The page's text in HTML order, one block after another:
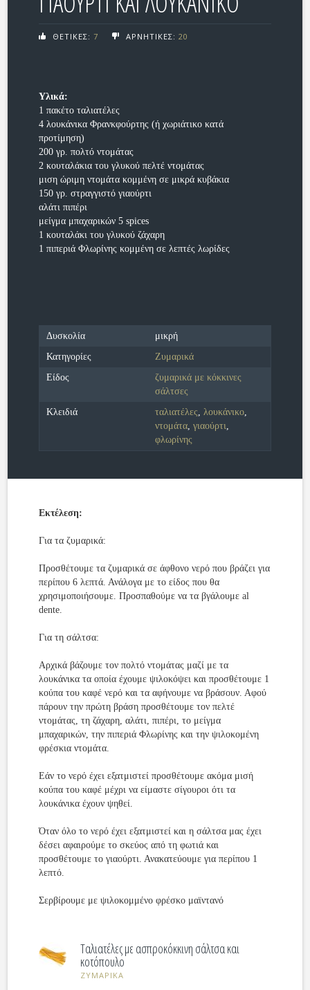
ΘΕΤΙΚΕΣ: 7 ΑΡΝΗΤΙΚΕΣ: 20
Υλικά:
1 πακέτο ταλιατέλες
4 λουκάνικα Φρανκφούρτης (ή χωριάτικο κατά
προτίμηση)
200 γρ. πολτό ντομάτας
2 κουταλάκια του γλυκού πελτέ ντομάτας
μιση ώριμη ντομάτα κομμένη σε μικρά κυβάκια
150 γρ. στραγγιστό γιαούρτι
αλάτι πιπέρι
μείγμα μπαχαρικών 5 spices
1 κουταλάκι του γλυκού ζάχαρη
1 πιπεριά Φλωρίνης κομμένη σε λεπτές λωρίδες
Δυσκολία
μικρή
Κατηγορίες
Ζυμαρικά
Είδος
ζυμαρικά με κόκκινες
σάλτσες
Κλειδιά
ταλιατέλες, λουκάνικο,
ντομάτα, γιαούρτι,
φλωρίνης
Εκτέλεση:
Για τα ζυμαρικά:
Προσθέτουμε τα ζυμαρικά σε άφθονο νερό που βράζει για
περίπου 6 λεπτά. Ανάλογα με το είδος που θα
χρησιμοποιήσουμε. Προσπαθούμε να τα βγάλουμε al
dente.
Για τη σάλτσα:
Αρχικά βάζουμε τον πολτό ντομάτας μαζί με τα
λουκάνικα τα οποία έχουμε ψιλοκόψει και προσθέτουμε 1
κούπα του καφέ νερό και τα αφήνουμε να βράσουν. Αφού
πάρουν την πρώτη βράση προσθέτουμε τον πελτέ
ντομάτας, τη ζάχαρη, αλάτι, πιπέρι, το μείγμα
μπαχαρικών, την πιπεριά Φλωρίνης και την ψιλοκομένη
φρέσκια ντομάτα.
Εάν το νερό έχει εξατμιστεί προσθέτουμε ακόμα μισή
κούπα του καφέ μέχρι να είμαστε σίγουροι ότι τα
λουκάνικα έχουν ψηθεί.
Όταν όλο το νερό έχει εξατμιστεί και η σάλτσα μας έχει
δέσει αφαιρούμε το σκεύος από τη φωτιά και
προσθέτουμε το γιαούρτι. Ανακατεύουμε για περίπου 1
λεπτό.
Σερβίρουμε με ψιλοκομμένο φρέσκο μαϊντανό
Ταλιατέλες με ασπροκόκκινη σάλτσα και
κοτόπουλο
ΖΥΜΑΡΙΚΑ